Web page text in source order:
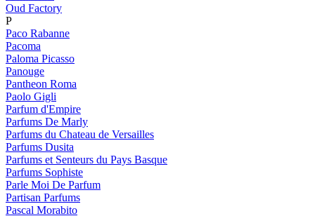
Oud Factory
P
Paco Rabanne
Pacoma
Paloma Picasso
Panouge
Pantheon Roma
Paolo Gigli
Parfum d'Empire
Parfums De Marly
Parfums du Chateau de Versailles
Parfums Dusita
Parfums et Senteurs du Pays Basque
Parfums Sophiste
Parle Moi De Parfum
Partisan Parfums
Pascal Morabito